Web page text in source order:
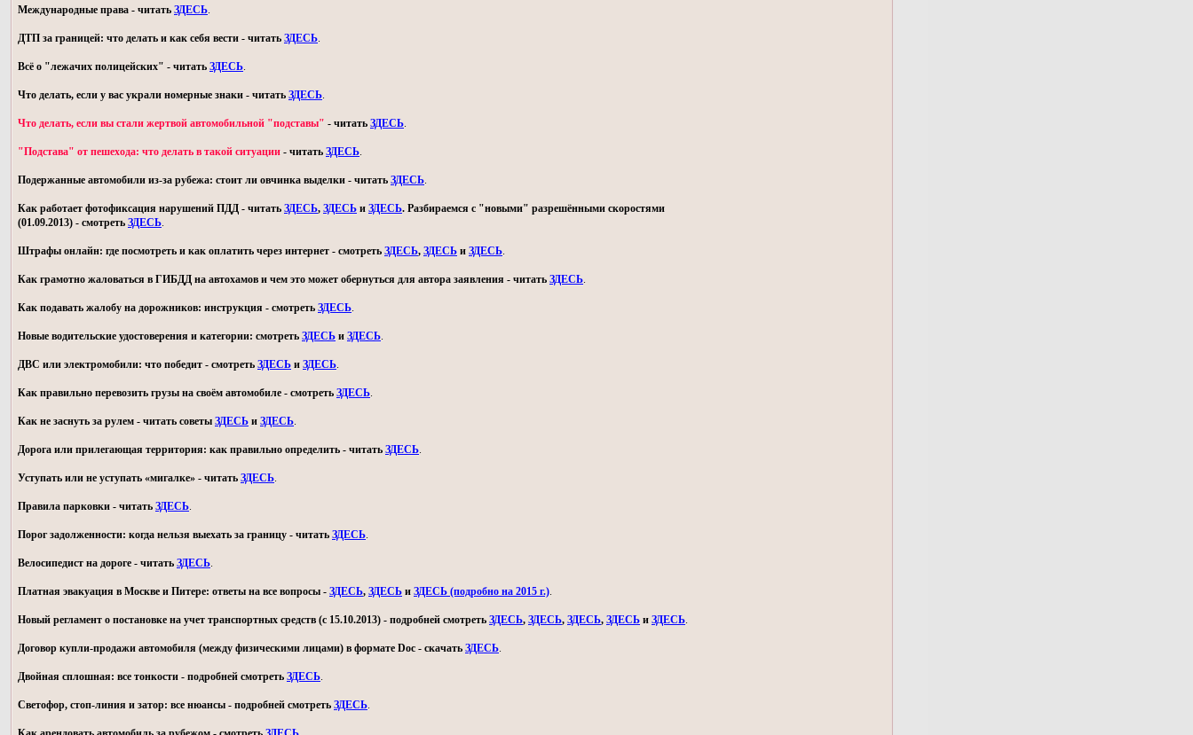
Международные права - читать ЗДЕСЬ.
ДТП за границей: что делать и как себя вести - читать ЗДЕСЬ.
Всё о "лежачих полицейских" - читать ЗДЕСЬ.
Что делать, если у вас украли номерные знаки - читать ЗДЕСЬ.
Что делать, если вы стали жертвой автомобильной "подставы" - читать ЗДЕСЬ.
"Подстава" от пешехода: что делать в такой ситуации - читать ЗДЕСЬ.
Подержанные автомобили из-за рубежа: стоит ли овчинка выделки - читать ЗДЕСЬ.
Как работает фотофиксация нарушений ПДД - читать ЗДЕСЬ, ЗДЕСЬ и ЗДЕСЬ. Разбираемся с "новыми" разрешёнными скоростями
(01.09.2013) - смотреть ЗДЕСЬ.
Штрафы онлайн: где посмотреть и как оплатить через интернет - смотреть ЗДЕСЬ, ЗДЕСЬ и ЗДЕСЬ.
Как грамотно жаловаться в ГИБДД на автохамов и чем это может обернуться для автора заявления - читать ЗДЕСЬ.
Как подавать жалобу на дорожников: инструкция - смотреть ЗДЕСЬ.
Новые водительские удостоверения и категории: смотреть ЗДЕСЬ и ЗДЕСЬ.
ДВС или электромобили: что победит - смотреть ЗДЕСЬ и ЗДЕСЬ.
Как правильно перевозить грузы на своём автомобиле - смотреть ЗДЕСЬ.
Как не заснуть за рулем - читать советы ЗДЕСЬ и ЗДЕСЬ.
Дорога или прилегающая территория: как правильно определить - читать ЗДЕСЬ.
Уступать или не уступать «мигалке» - читать ЗДЕСЬ.
Правила парковки - читать ЗДЕСЬ.
Порог задолженности: когда нельзя выехать за границу - читать ЗДЕСЬ.
Велосипедист на дороге - читать ЗДЕСЬ.
Платная эвакуация в Москве и Питере: ответы на все вопросы - ЗДЕСЬ, ЗДЕСЬ и ЗДЕСЬ (подробно на 2015 г.).
Новый регламент о постановке на учет транспортных средств (с 15.10.2013) - подробней смотреть ЗДЕСЬ, ЗДЕСЬ, ЗДЕСЬ, ЗДЕСЬ и ЗДЕСЬ.
Договор купли-продажи автомобиля (между физическими лицами) в формате Doc - скачать ЗДЕСЬ.
Двойная сплошная: все тонкости - подробней смотреть ЗДЕСЬ.
Светофор, стоп-линия и затор: все нюансы - подробней смотреть ЗДЕСЬ.